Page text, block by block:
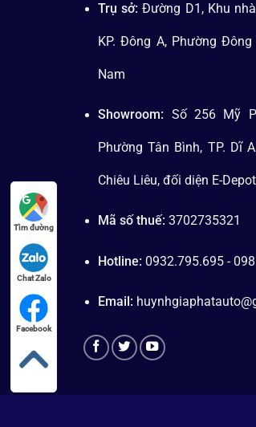
Trụ sở: Đường D1, Khu
KP. Đông A, Phường
Nam
Showroom: Số 256 Mỹ
Phường Tân Bình, TP. Dĩ
Chiêu Liêu, đối diện E-
Mã số thuế:3702735321
Hotline: 0932.795.695 -
Email:
Tìm đường
Chat Zalo
Facebook